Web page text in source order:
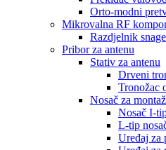
Orto-modni
Mikrovalna RF
Razdjelnik snage
Pribor za antenu
Stativ za antenu
Drveni
Tronožac
Nosač za
Nosač I-
L-tip
Uređaj za